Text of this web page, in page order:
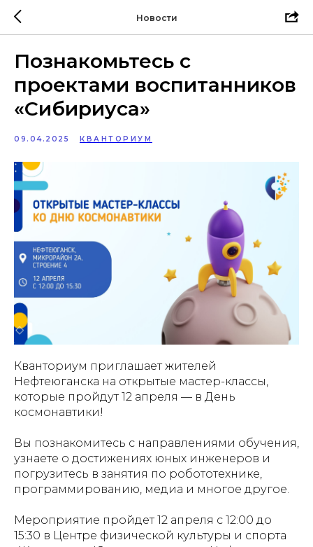
Новости
Познакомьтесь с
проектами воспитанников
«Сибириуса»
09.04.2025 КВАНТОРИУМ
Кванториум приглашает жителей
Нефтеюганска на открытые мастер-классы,
которые пройдут 12 апреля — в День
космонавтики!
Вы познакомитесь с направлениями обучения,
узнаете о достижениях юных инженеров и
погрузитесь в занятия по робототехнике,
программированию, медиа и многое другое.
Мероприятие пройдет 12 апреля с 12:00 до
15:30 в Центре физической культуры и спорта